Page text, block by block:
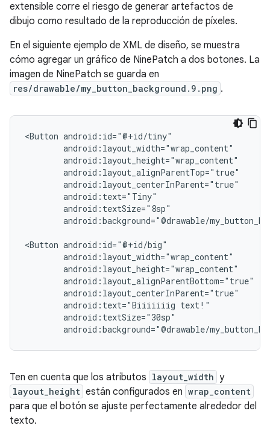
extensible corre el riesgo de generar artefactos de
dibujo como resultado de la reproducción de píxeles.
En el siguiente ejemplo de XML de diseño, se muestra
cómo agregar un gráfico de NinePatch a dos botones. La
imagen de NinePatch se guarda en
res/drawable/my_button_background.9.png .
<Button
android:background="@drawable/
<Button
android:text="Biiiiiiig
android:background="@drawable/
Ten en cuenta que los atributos layout_width y
layout_height están configurados en wrap_content
para que el botón se ajuste perfectamente alrededor del
texto.